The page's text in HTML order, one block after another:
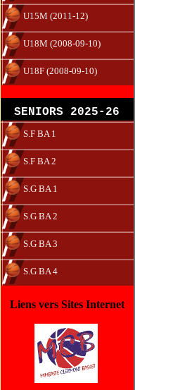
U15M (2011-12)
U18M (2008-09-10)
U18F (2008-09-10)
SENIORS 2025-26
S.F BA 1
S.F BA 2
S.G BA 1
S.G BA 2
S.G BA 3
S.G BA 4
Liens vers Sites Internet